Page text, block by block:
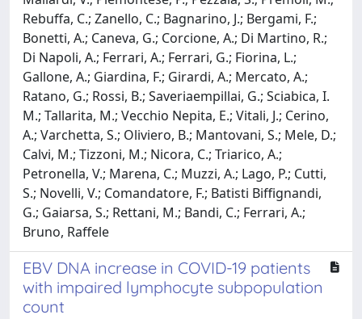
Rebuffa, C.; Zanello, C.; Bagnarino, J.; Bergami, F.;
Bonetti, A.; Caneva, G.; Corcione, A.; Di Martino, R.;
Di Napoli, A.; Ferrari, A.; Ferrari, G.; Fiorina, L.;
Gallone, A.; Giardina, F.; Girardi, A.; Mercato, A.;
Ratano, G.; Rossi, B.; Saveriaempillai, G.; Sciabica, I.
M.; Tallarita, M.; Vecchio Nepita, E.; Vitali, J.; Cerino,
A.; Varchetta, S.; Oliviero, B.; Mantovani, S.; Mele, D.;
Calvi, M.; Tizzoni, M.; Nicora, C.; Triarico, A.;
Petronella, V.; Marena, C.; Muzzi, A.; Lago, P.; Cutti,
S.; Novelli, V.; Comandatore, F.; Batisti Biffignandi,
G.; Gaiarsa, S.; Rettani, M.; Bandi, C.; Ferrari, A.;
Bruno, Raffele
EBV DNA increase in COVID-19 patients
with impaired lymphocyte subpopulation
count